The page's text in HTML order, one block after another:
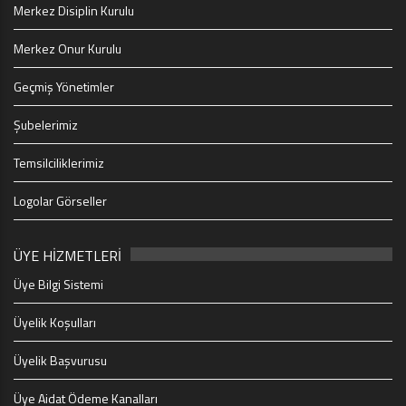
Merkez Disiplin Kurulu
Merkez Onur Kurulu
Geçmiş Yönetimler
Şubelerimiz
Temsilciliklerimiz
Logolar Görseller
ÜYE HİZMETLERİ
Üye Bilgi Sistemi
Üyelik Koşulları
Üyelik Başvurusu
Üye Aidat Ödeme Kanalları